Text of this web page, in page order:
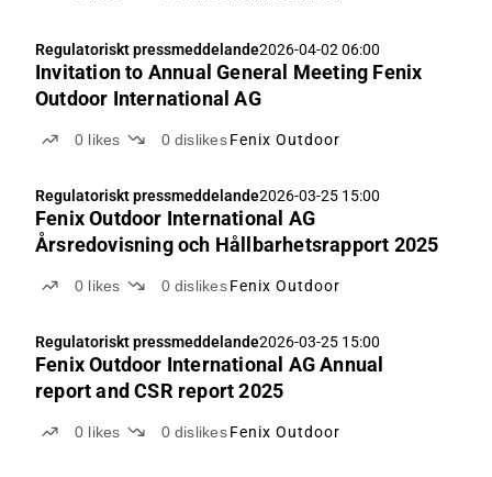
Regulatoriskt pressmeddelande2026-04-02 06:00
Invitation to Annual General Meeting Fenix
Outdoor International AG
0 likes 0 dislikes Fenix Outdoor
Regulatoriskt pressmeddelande2026-03-25 15:00
Fenix Outdoor International AG
Årsredovisning och Hållbarhetsrapport 2025
0 likes 0 dislikes Fenix Outdoor
Regulatoriskt pressmeddelande2026-03-25 15:00
Fenix Outdoor International AG Annual
report and CSR report 2025
0 likes 0 dislikes Fenix Outdoor